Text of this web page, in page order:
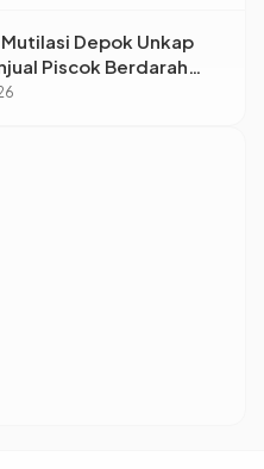
Depok Unkap
Piscok Berdarah